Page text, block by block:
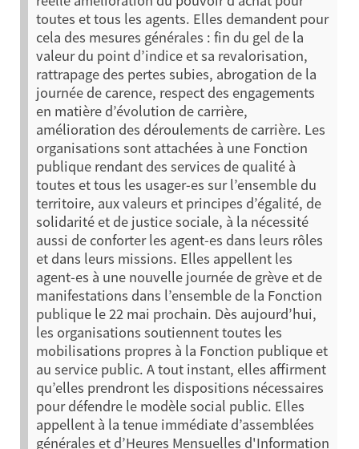
toutes et tous les agents. Elles demandent pour
cela des mesures générales : fin du gel de la
valeur du point d’indice et sa revalorisation,
rattrapage des pertes subies, abrogation de la
journée de carence, respect des engagements
en matière d’évolution de carrière,
amélioration des déroulements de carrière. Les
organisations sont attachées à une Fonction
publique rendant des services de qualité à
toutes et tous les usager-es sur l’ensemble du
territoire, aux valeurs et principes d’égalité, de
solidarité et de justice sociale, à la nécessité
aussi de conforter les agent-es dans leurs rôles
et dans leurs missions. Elles appellent les
agent-es à une nouvelle journée de grève et de
manifestations dans l’ensemble de la Fonction
publique le 22 mai prochain. Dès aujourd’hui,
les organisations soutiennent toutes les
mobilisations propres à la Fonction publique et
au service public. A tout instant, elles affirment
qu’elles prendront les dispositions nécessaires
pour défendre le modèle social public. Elles
appellent à la tenue immédiate d’assemblées
générales et d’Heures Mensuelles d'Information